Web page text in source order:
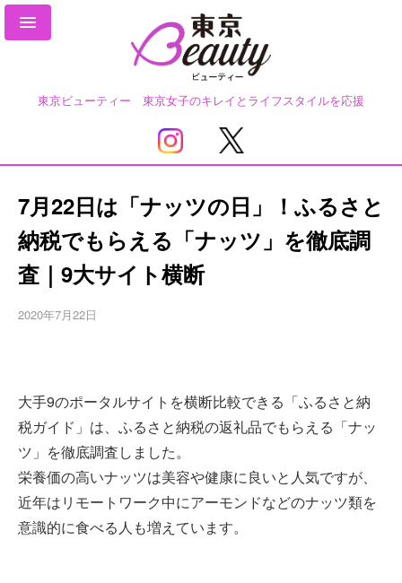
東京ビューティー 東京女子のキレイとライフスタイルを応援
7月22日は「ナッツの日」！ふるさと
納税でもらえる「ナッツ」を徹底調
査｜9大サイト横断
2020年7月22日
大手9のポータルサイトを横断比較できる「ふるさと納
税ガイド」は、ふるさと納税の返礼品でもらえる「ナッ
ツ」を徹底調査しました。
栄養価の高いナッツは美容や健康に良いと人気ですが、
近年はリモートワーク中にアーモンドなどのナッツ類を
意識的に食べる人も増えています。